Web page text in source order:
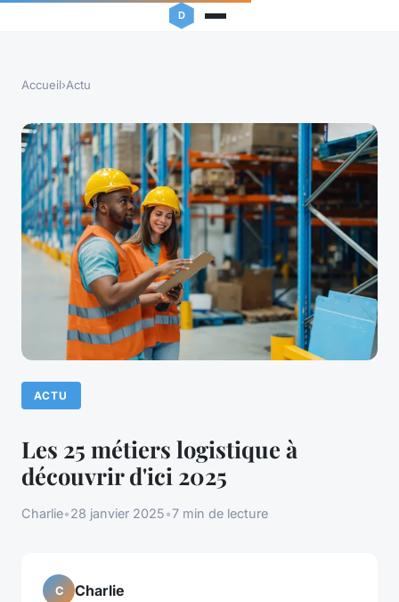
Accueil›Actu
ACTU
Les 25 métiers logistique à
découvrir d'ici 2025
Charlie•28 janvier 2025•7 min de lecture
C Charlie